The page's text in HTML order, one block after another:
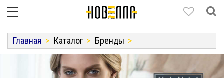
Главная Каталог Бренды